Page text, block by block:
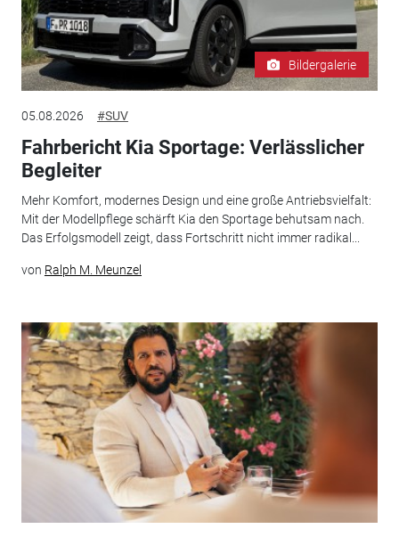
Bildergalerie
05.08.2026 #SUV
Fahrbericht Kia Sportage: Verlässlicher
Begleiter
Mehr Komfort, modernes Design und eine große Antriebsvielfalt:
Mit der Modellpflege schärft Kia den Sportage behutsam nach.
Das Erfolgsmodell zeigt, dass Fortschritt nicht immer radikal...
von Ralph M. Meunzel